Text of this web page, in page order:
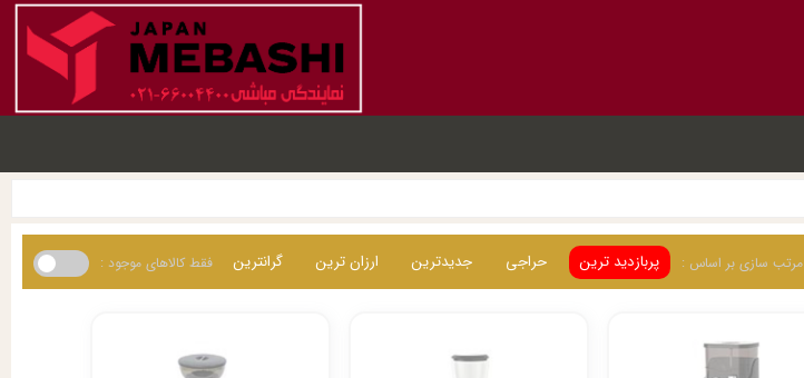
مرتب سازی بر اساس : پربازدید ترین حراجی جدیدترین ارزان ترین گرانترین فقط کالاهای موجود :